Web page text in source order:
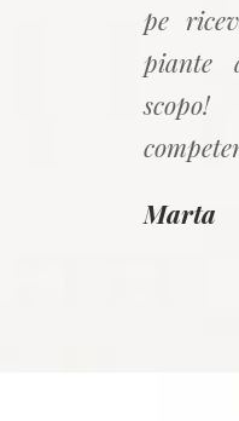
pe
piante
Marta